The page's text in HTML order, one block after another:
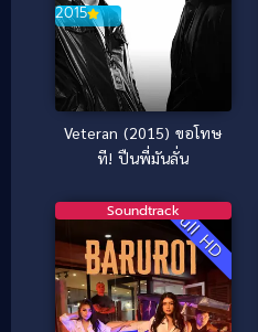
2015
Veteran (2015) ขอโทษ
ที! ปืนพี่มันลั่น
Full HD
Soundtrack